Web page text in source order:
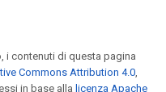
i contenuti di questa pagina
Commons Attribution 4.0,
in base alla licenza Apache